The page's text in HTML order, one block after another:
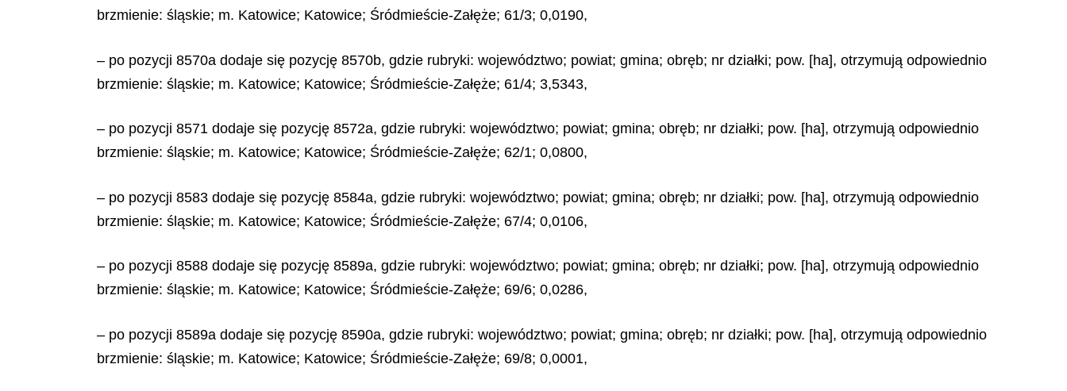
brzmienie: śląskie; m. Katowice; Katowice; Śródmieście-Załęże; 61/3; 0,0190,
– po pozycji 8570a dodaje się pozycję 8570b, gdzie rubryki: województwo; powiat; gmina; obręb; nr działki; pow. [ha], otrzymują odpowiednio
brzmienie: śląskie; m. Katowice; Katowice; Śródmieście-Załęże; 61/4; 3,5343,
– po pozycji 8571 dodaje się pozycję 8572a, gdzie rubryki: województwo; powiat; gmina; obręb; nr działki; pow. [ha], otrzymują odpowiednio
brzmienie: śląskie; m. Katowice; Katowice; Śródmieście-Załęże; 62/1; 0,0800,
– po pozycji 8583 dodaje się pozycję 8584a, gdzie rubryki: województwo; powiat; gmina; obręb; nr działki; pow. [ha], otrzymują odpowiednio
brzmienie: śląskie; m. Katowice; Katowice; Śródmieście-Załęże; 67/4; 0,0106,
– po pozycji 8588 dodaje się pozycję 8589a, gdzie rubryki: województwo; powiat; gmina; obręb; nr działki; pow. [ha], otrzymują odpowiednio
brzmienie: śląskie; m. Katowice; Katowice; Śródmieście-Załęże; 69/6; 0,0286,
– po pozycji 8589a dodaje się pozycję 8590a, gdzie rubryki: województwo; powiat; gmina; obręb; nr działki; pow. [ha], otrzymują odpowiednio
brzmienie: śląskie; m. Katowice; Katowice; Śródmieście-Załęże; 69/8; 0,0001,